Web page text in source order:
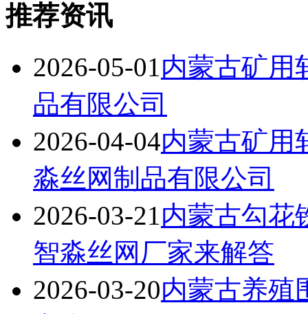
推荐资讯
2026-05-01内蒙古矿用
品有限公司
2026-04-04内蒙古矿
淼丝网制品有限公司
2026-03-21内蒙古勾花
智淼丝网厂家来解答
2026-03-20内蒙古养殖